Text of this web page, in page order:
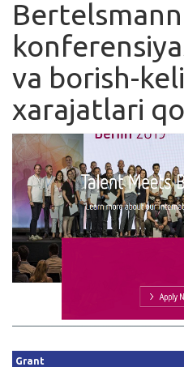
Kurslar
Blog
Yana
Qidirish
Kirish
va borish-
xarajatlari
Grant